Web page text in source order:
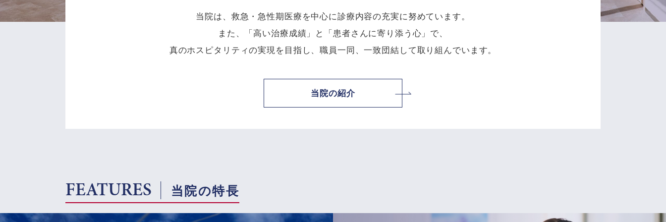
当院は、救急・急性期医療を中心に診療内容の充実に努めています。
また、「高い治療成績」と「患者さんに寄り添う心」で、
真のホスピタリティの実現を目指し、職員一同、一致団結して取り組んでいます。
当院の紹介
FEATURES 当院の特長